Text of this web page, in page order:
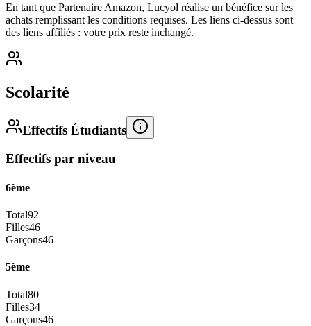
En tant que Partenaire Amazon, Lucyol réalise un bénéfice sur les
achats remplissant les conditions requises. Les liens ci-dessus sont
des liens affiliés : votre prix reste inchangé.
Scolarité
Effectifs Étudiants
Effectifs par niveau
6ème
Total92
Filles46
Garçons46
5ème
Total80
Filles34
Garçons46